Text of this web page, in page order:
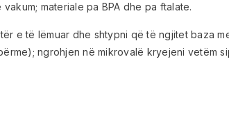
materiale pa BPA dhe pa ftalate.
e të lëmuar dhe shtypni që të ngjitet baza
ngrohjen në mikrovalë kryejeni vetëm